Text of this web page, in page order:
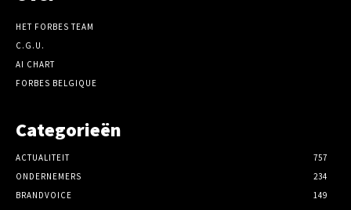
HET FORBES TEAM
C.G.U.
AI CHART
FORBES BELGIQUE
Categorieën
ACTUALITEIT
757
ONDERNEMERS
234
BRANDVOICE
149